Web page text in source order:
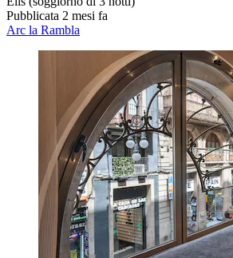
Pubblicata 2 mesi fa
Arc la Rambla